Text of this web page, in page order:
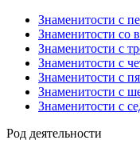
Знаменитости с
Знаменитости со
Знаменитости с
Знаменитости с
Знаменитости с
Знаменитости с
Знаменитости с
Род деятельности